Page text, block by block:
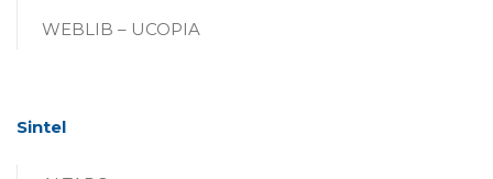
WEBLIB – UCOPIA
Sintel